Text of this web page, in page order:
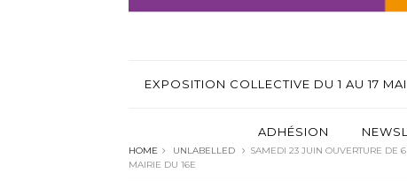
EXPOSITION COLLECTIVE DU 1 AU 17
ADHÉSION
HOME UNLABELLED
SAMEDI 23 JUIN OUVERTURE DE
MAIRIE DU 16E